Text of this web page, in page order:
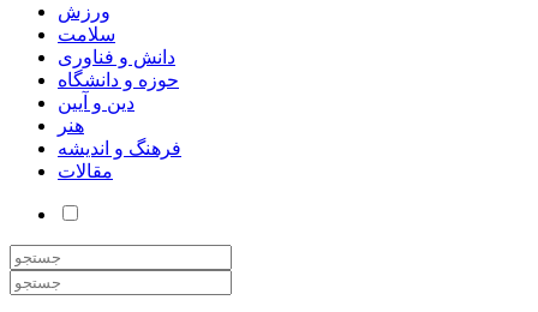
ورزش
سلامت
دانش و فناوری
حوزه و دانشگاه
دین و آیین
هنر
فرهنگ و اندیشه
مقالات